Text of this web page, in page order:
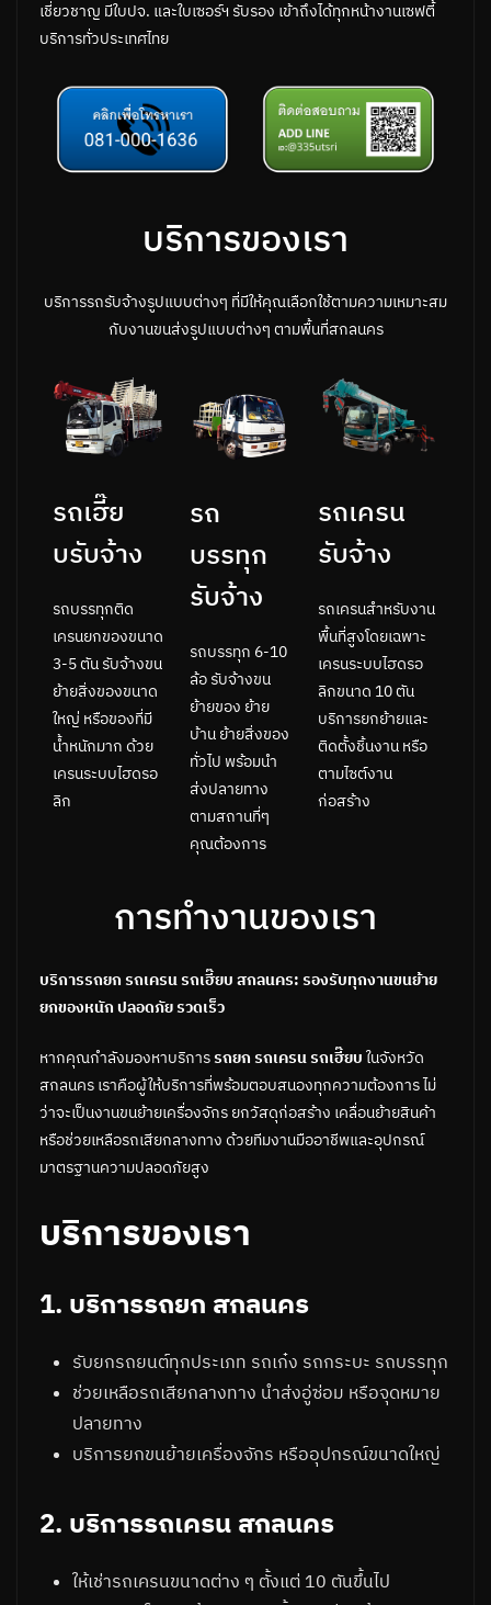
เชี่ยวชาญ มีใบปจ. และใบเซอร์ฯ รับรอง เข้าถึงได้ทุกหน้างานเซฟตี้
บริการทั่วประเทศไทย
บริการของเรา
บริการรถรับจ้างรูปแบบต่างๆ ที่มีให้คุณเลือกใช้ตามความเหมาะสม
กับงานขนส่งรูปแบบต่างๆ ตามพื้นที่สกลนคร
รถเฮี๊ย
บรับจ้าง
รถบรรทุกติด
เครนยกของขนาด
3-5 ตัน รับจ้างขน
ย้ายสิ่งของขนาด
ใหญ่ หรือของที่มี
น้ำหนักมาก ด้วย
เครนระบบไฮดรอ
ลิก
รถ
บรรทุก
รับจ้าง
รถบรรทุก 6-10
ล้อ รับจ้างขน
ย้ายของ ย้าย
บ้าน ย้ายสิ่งของ
ทั่วไป พร้อมนำ
ส่งปลายทาง
ตามสถานที่ๆ
คุณต้องการ
รถเครน
รับจ้าง
รถเครนสำหรับงาน
พื้นที่สูงโดยเฉพาะ
เครนระบบไฮดรอ
ลิกขนาด 10 ตัน
บริการยกย้ายและ
ติดตั้งชิ้นงาน หรือ
ตามไซต์งาน
ก่อสร้าง
การทำงานของเรา
บริการรถยก รถเครน รถเฮี๊ยบ สกลนคร: รองรับทุกงานขนย้าย
ยกของหนัก ปลอดภัย รวดเร็ว
หากคุณกำลังมองหาบริการ รถยก รถเครน รถเฮี๊ยบ ในจังหวัด
สกลนคร เราคือผู้ให้บริการที่พร้อมตอบสนองทุกความต้องการ ไม่
ว่าจะเป็นงานขนย้ายเครื่องจักร ยกวัสดุก่อสร้าง เคลื่อนย้ายสินค้า
หรือช่วยเหลือรถเสียกลางทาง ด้วยทีมงานมืออาชีพและอุปกรณ์
มาตรฐานความปลอดภัยสูง
บริการของเรา
1. บริการรถยก สกลนคร
รับยกรถยนต์ทุกประเภท รถเก๋ง รถกระบะ รถบรรทุก
ช่วยเหลือรถเสียกลางทาง นำส่งอู่ซ่อม หรือจุดหมาย
ปลายทาง
บริการยกขนย้ายเครื่องจักร หรืออุปกรณ์ขนาดใหญ่
2. บริการรถเครน สกลนคร
ให้เช่ารถเครนขนาดต่าง ๆ ตั้งแต่ 10 ตันขึ้นไป